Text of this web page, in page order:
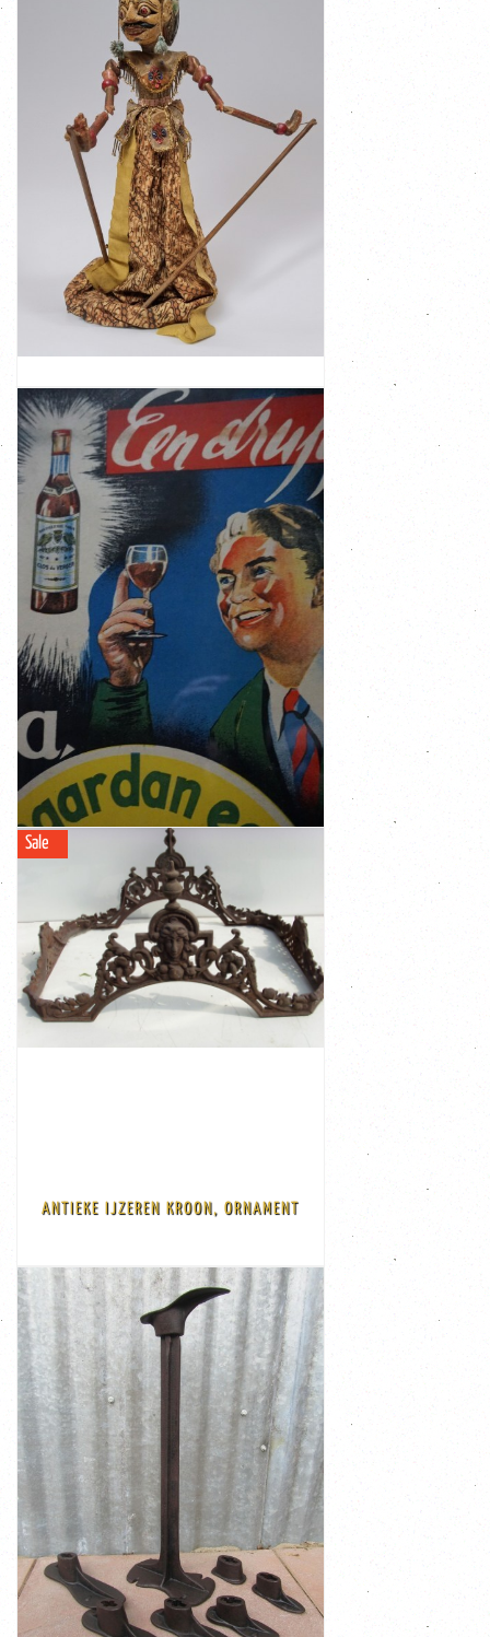
ANTIQUE INDONESIAN JAVA WAYANG GOLEK
WOODEN STICK PUPPET
This antique wooden puppet was used in a traditional
shadow play and comes from Java Indonesia, circa 1900
The wooden puppet is completely hand carved and
hand painted and has the original old fabrics and
decorations Very good condition, complete with inner
stick to secure the head, the ...
€ 139,00
VIEW
VINTAGE PROMOTIONAL LITHOGRAPH CLOS
DU VERGER BY DISTILLERIE NOVA
Beautiful original lithograph Clos du Verger by
Distillerie Nova
Laughing young man with a glass in his hand
'A drop, yes but an extra fine Clos du Verger'
This old promotional poster was published in 1955 by
Lithographie Myncke in Brussels
A similar poster hangs in the Jenever museum in
Hasselt Vintage ...
€ 145,00
VIEW
Sale
ANTIEKE IJZEREN KROON, ORNAMENT
ornament van een kachel. Is zeker iets moois van te
€ 149,00
VIEW
vintage cast iron shoemaker's last set, often used by
shoemakers or hobbyists for shoe repair and shoeing
Consists of a tall stand and several interchangeable
metal foot molds in various sizes
Size: 54,4 cm high 25 cm wide
€ 149,00